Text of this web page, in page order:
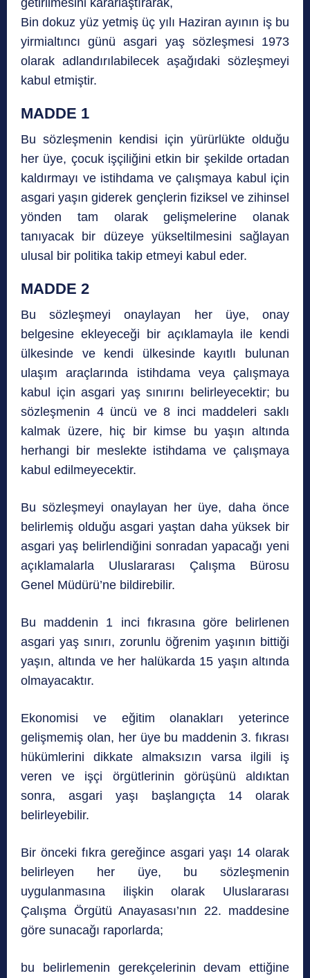
Bin dokuz yüz yetmiş üç yılı Haziran ayının iş bu
yirmialtıncı günü asgari yaş sözleşmesi 1973
olarak adlandırılabilecek aşağıdaki sözleşmeyi
kabul etmiştir.
MADDE 1
Bu sözleşmenin kendisi için yürürlükte olduğu
her üye, çocuk işçiliğini etkin bir şekilde ortadan
kaldırmayı ve istihdama ve çalışmaya kabul için
asgari yaşın giderek gençlerin fiziksel ve zihinsel
yönden tam olarak gelişmelerine olanak
tanıyacak bir düzeye yükseltilmesini sağlayan
ulusal bir politika takip etmeyi kabul eder.
MADDE 2
Bu sözleşmeyi onaylayan her üye, onay
belgesine ekleyeceği bir açıklamayla ile kendi
ülkesinde ve kendi ülkesinde kayıtlı bulunan
ulaşım araçlarında istihdama veya çalışmaya
kabul için asgari yaş sınırını belirleyecektir; bu
sözleşmenin 4 üncü ve 8 inci maddeleri saklı
kalmak üzere, hiç bir kimse bu yaşın altında
herhangi bir meslekte istihdama ve çalışmaya
kabul edilmeyecektir.
Bu sözleşmeyi onaylayan her üye, daha önce
belirlemiş olduğu asgari yaştan daha yüksek bir
asgari yaş belirlendiğini sonradan yapacağı yeni
açıklamalarla Uluslararası Çalışma Bürosu
Genel Müdürü’ne bildirebilir.
Bu maddenin 1 inci fıkrasına göre belirlenen
asgari yaş sınırı, zorunlu öğrenim yaşının bittiği
yaşın, altında ve her halükarda 15 yaşın altında
olmayacaktır.
Ekonomisi ve eğitim olanakları yeterince
gelişmemiş olan, her üye bu maddenin 3. fıkrası
hükümlerini dikkate almaksızın varsa ilgili iş
veren ve işçi örgütlerinin görüşünü aldıktan
sonra, asgari yaşı başlangıçta 14 olarak
belirleyebilir.
Bir önceki fıkra gereğince asgari yaşı 14 olarak
belirleyen her üye, bu sözleşmenin
uygulanmasına ilişkin olarak Uluslararası
Çalışma Örgütü Anayasası’nın 22. maddesine
göre sunacağı raporlarda;
bu belirlemenin gerekçelerinin devam ettiğine